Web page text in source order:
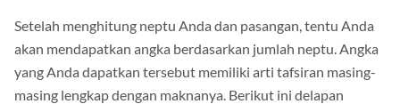
Setelah menghitung neptu Anda dan pasangan, tentu Anda
akan mendapatkan angka berdasarkan jumlah neptu. Angka
yang Anda dapatkan tersebut memiliki arti tafsiran masing-
masing lengkap dengan maknanya. Berikut ini delapan